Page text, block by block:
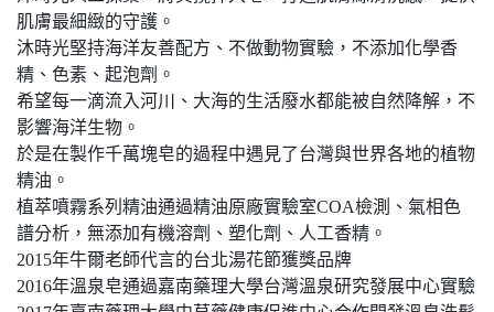
肌膚最細緻的守護。
沐時光堅持海洋友善配方、不做動物實驗，不添加化學香
精、色素、起泡劑。
希望每一滴流入河川、大海的生活廢水都能被自然降解，不
影響海洋生物。
於是在製作千萬塊皂的過程中遇見了台灣與世界各地的植物
精油。
植萃噴霧系列精油通過精油原廠實驗室COA檢測、氣相色
譜分析，無添加有機溶劑、塑化劑、人工香精。
2015年牛爾老師代言的台北湯花節獲獎品牌
2016年溫泉皂通過嘉南藥理大學台灣溫泉研究發展中心實驗